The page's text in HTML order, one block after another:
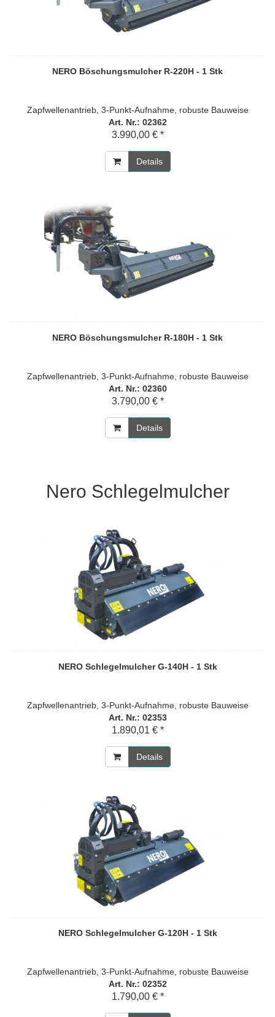
NERO Böschungsmulcher R-220H - 1 Stk
Zapfwellenantrieb, 3-Punkt-Aufnahme, robuste Bauweise
Art. Nr.: 02362
3.990,00 € *
Details
NERO Böschungsmulcher R-180H - 1 Stk
Zapfwellenantrieb, 3-Punkt-Aufnahme, robuste Bauweise
Art. Nr.: 02360
3.790,00 € *
Details
Nero Schlegelmulcher
NERO Schlegelmulcher G-140H - 1 Stk
Zapfwellenantrieb, 3-Punkt-Aufnahme, robuste Bauweise
Art. Nr.: 02353
1.890,01 € *
Details
NERO Schlegelmulcher G-120H - 1 Stk
Zapfwellenantrieb, 3-Punkt-Aufnahme, robuste Bauweise
Art. Nr.: 02352
1.790,00 € *